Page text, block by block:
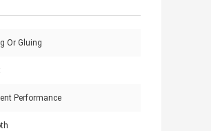
Or Gluing
Performance